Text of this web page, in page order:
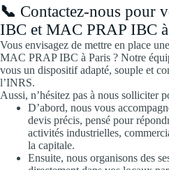
📞 Contactez-nous pour
IBC et MAC PRAP IBC
Vous envisagez de mettre en place
MAC PRAP IBC à Paris ? Notre
vous un dispositif adapté, souple et
l’INRS.
Aussi, n’hésitez pas à nous solliciter
D’abord, nous vous
devis précis, pensé pour
activités industrielles,
la capitale.
Ensuite, nous organisons des